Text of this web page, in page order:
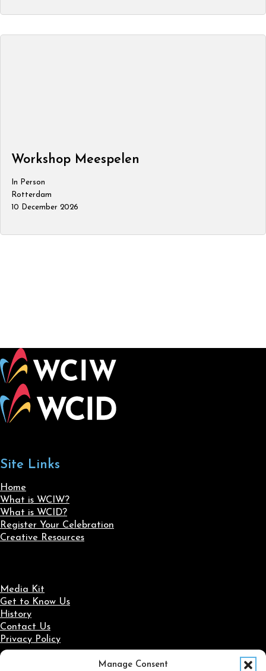
Manage Consent
Workshop Meespelen
In Person
Rotterdam
10 December 2026
Site Links
Home
What is WCIW?
What is WCID?
Register Your Celebration
Creative Resources
Media Kit
Get to Know Us
History
Contact Us
Privacy Policy